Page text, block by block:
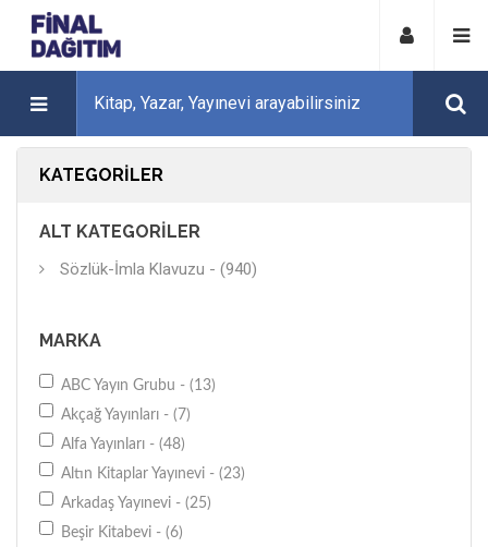
KATEGORILER
ALT KATEGORILER
Sözlük-İmla Klavuzu - (940)
MARKA
ABC Yayın Grubu - (13)
Akçağ Yayınları - (7)
Alfa Yayınları - (48)
Altın Kitaplar Yayınevi - (23)
Arkadaş Yayınevi - (25)
Beşir Kitabevi - (6)